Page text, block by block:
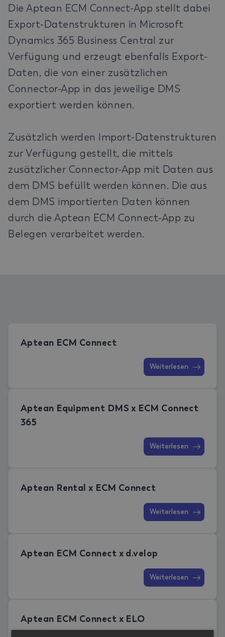
Die Aptean ECM Connect-App stellt dabei
Export-Datenstrukturen in Microsoft
Dynamics 365 Business Central zur
Verfügung und erzeugt ebenfalls Export-
Daten, die von einer zusätzlichen
Connector-App in das jeweilige DMS
exportiert werden können.
Zusätzlich werden Import-Datenstrukturen
zur Verfügung gestellt, die mittels
zusätzlicher Connector-App mit Daten aus
dem DMS befüllt werden können. Die aus
dem DMS importierten Daten können
durch die Aptean ECM Connect-App zu
Belegen verarbeitet werden.
Aptean ECM Connect
Weiterlesen
Aptean Equipment DMS x ECM Connect
365
Weiterlesen
Aptean Rental x ECM Connect
Weiterlesen
Aptean ECM Connect x d.velop
Weiterlesen
Aptean ECM Connect x ELO